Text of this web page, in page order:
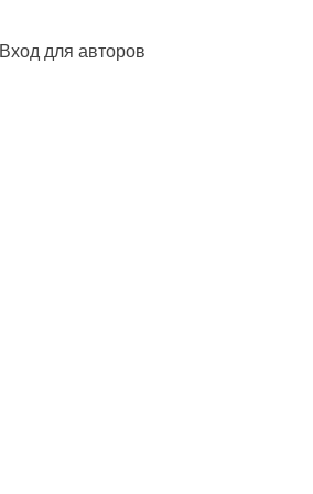
Вход для авторов